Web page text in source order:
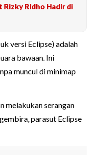
Rizky Ridho Hadir di
versi Eclipse) adalah
bawaan. Ini
muncul di minimap
melakukan serangan
parasut Eclipse